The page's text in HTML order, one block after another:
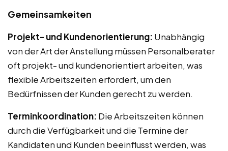
Gemeinsamkeiten
Projekt- und Kundenorientierung: Unabhängig
von der Art der Anstellung müssen Personalberater
oft projekt- und kundenorientiert arbeiten, was
flexible Arbeitszeiten erfordert, um den
Bedürfnissen der Kunden gerecht zu werden.
Terminkoordination: Die Arbeitszeiten können
durch die Verfügbarkeit und die Termine der
Kandidaten und Kunden beeinflusst werden, was